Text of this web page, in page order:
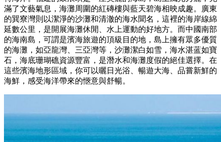
滿了文藝氣息，海灘周圍的紅磚樓與藍天碧海相映成趣。廣東
的巽寮灣則以潔淨的沙灘和清澈的海水聞名，這裡的海岸線綿
延數公里，是開展海灘休閒、水上運動的好地方。而中國南部
的海南島，可謂是濱海旅遊的頂級目的地，島上擁有眾多優質
的海灘，如亞龍灣、三亞灣等，沙灘潔白如雪，海水湛蓝如寶
石，海底珊瑚礁資源豐富，是潛水和海灘度假的絕佳選擇。在
這些濱海地形區域，你可以曬日光浴、暢遊大海、品嘗新鮮的
海鮮，感受海洋帶來的愜意與舒暢。